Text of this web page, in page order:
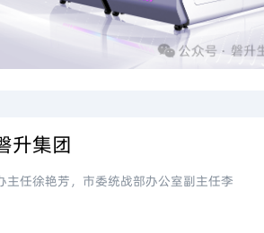
升集团
任徐艳芳，市委统战部办公室副主任李